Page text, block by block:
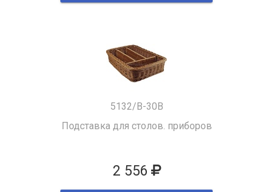
5132/B-30B
Подставка для столов. приборов
2 556